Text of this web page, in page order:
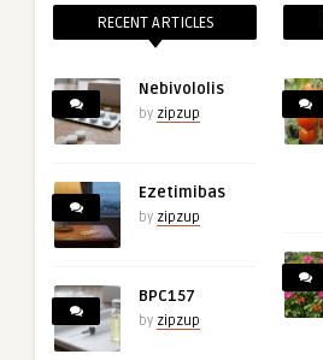
RECENT ARTICLES
Nebivololis
by zipzup
Ezetimibas
by zipzup
BPC157
by zipzup